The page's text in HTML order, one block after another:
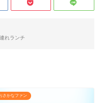
れランチ
さかなファン